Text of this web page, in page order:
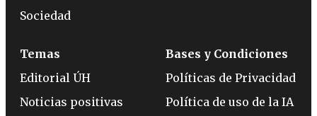
Sociedad
Temas
Editorial ÚH
Noticias positivas
Bases y Condiciones
Políticas de Privacidad
Política de uso de la IA